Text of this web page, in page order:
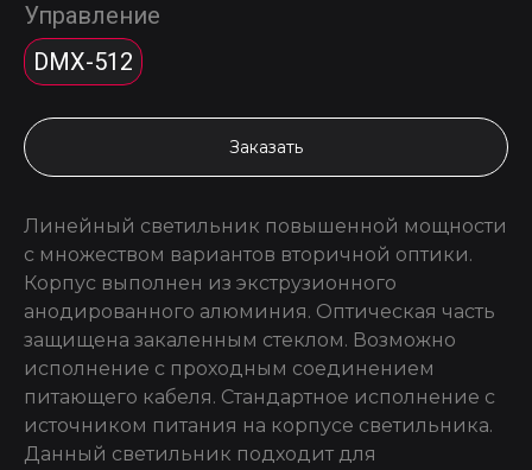
Управление
DMX-512
Заказать
Линейный светильник повышенной мощности
с множеством вариантов вторичной оптики.
Корпус выполнен из экструзионного
анодированного алюминия. Оптическая часть
защищена закаленным стеклом. Возможно
исполнение с проходным соединением
питающего кабеля. Стандартное исполнение с
источником питания на корпусе светильника.
Данный светильник подходит для